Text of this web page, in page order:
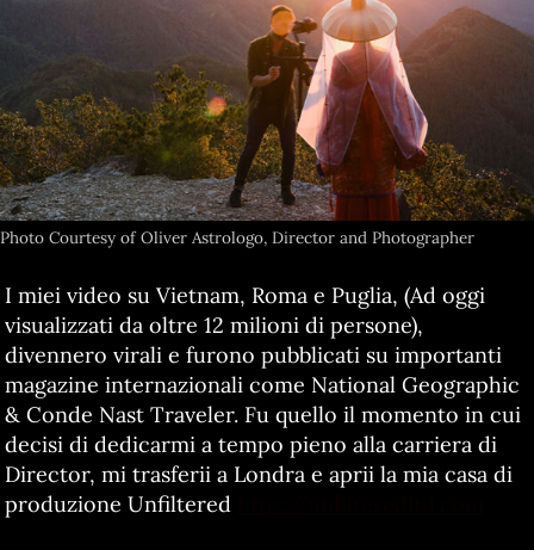
Photo Courtesy of Oliver Astrologo, Director and Photographer
I miei video su Vietnam, Roma e Puglia, (Ad oggi
visualizzati da oltre 12 milioni di persone),
divennero virali e furono pubblicati su importanti
magazine internazionali come National Geographic
& Conde Nast Traveler. Fu quello il momento in cui
decisi di dedicarmi a tempo pieno alla carriera di
Director, mi trasferii a Londra e aprii la mia casa di
produzione Unfiltered